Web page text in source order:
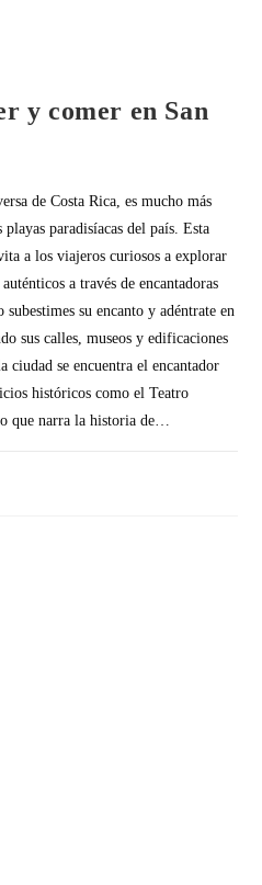
y comer en San
de Costa Rica, es mucho más
paradisíacas del país. Esta
a los viajeros curiosos a explorar
a través de encantadoras
su encanto y adéntrate en
sus calles, museos y edificaciones
ciudad se encuentra el encantador
históricos como el Teatro
que narra la historia de…